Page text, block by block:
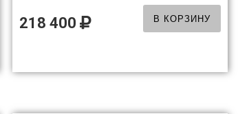
218 400 В КОРЗИНУ